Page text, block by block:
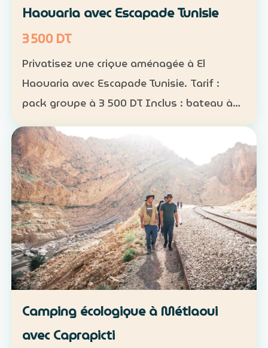
Haouaria avec Escapade Tunisie
3 500 DT
Privatisez une crique aménagée à El
Haouaria avec Escapade Tunisie. Tarif :
pack groupe à 3 500 DT Inclus : bateau à
disposition, transfert, activités nautiques
et déjeuner selon la formule convenue Août
2026 : complet…
Camping écologique à Métlaoui
avec Caprapicti